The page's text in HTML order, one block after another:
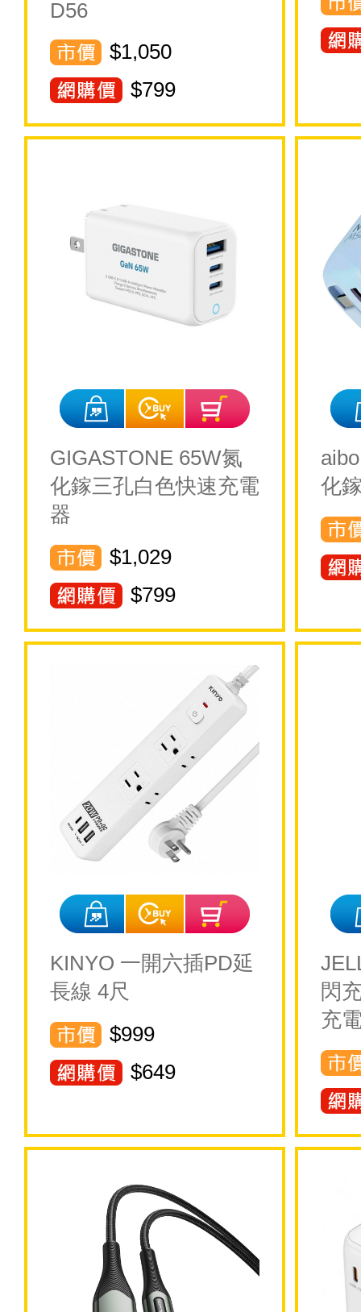
D56
$1,050
$799
GIGASTONE 65W氮
化鎵三孔白色快速充電
器
$1,029
$799
化
KINYO 一開六插PD延
長線 4尺
$999
$649
閃
充